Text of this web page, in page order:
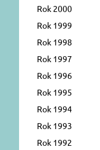
Rok 2000
Rok 1999
Rok 1998
Rok 1997
Rok 1996
Rok 1995
Rok 1994
Rok 1993
Rok 1992